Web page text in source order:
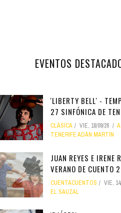
EVENTOS
'LIBERTY BELL' -
27 SINFÓNICA DE
CLÁSICA VIE, 18/09/26
TENERIFE ADÁN MARTÍN
JUAN REYES E IRENE
VERANO DE CUENTO
CUENTACUENTOS VIE,
EL SAUZAL